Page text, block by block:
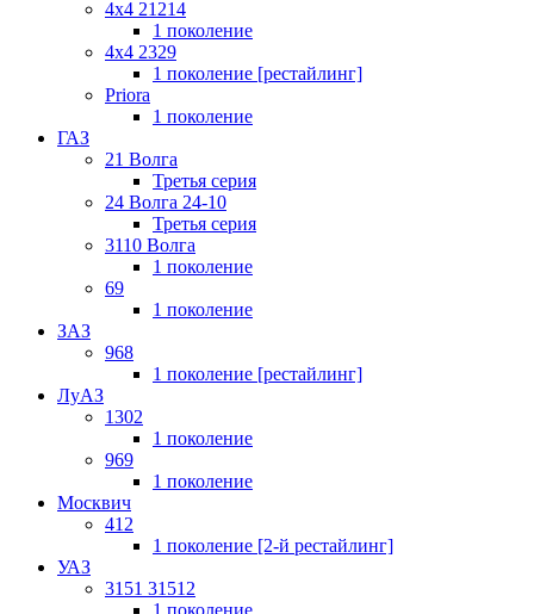
4x4 21214
1 поколение
4x4 2329
1 поколение [рестайлинг]
Priora
1 поколение
ГАЗ
21 Волга
Третья серия
24 Волга 24-10
Третья серия
3110 Волга
1 поколение
69
1 поколение
ЗАЗ
968
1 поколение [рестайлинг]
ЛуАЗ
1302
1 поколение
969
1 поколение
Москвич
412
1 поколение [2-й рестайлинг]
УАЗ
3151 31512
1 поколение